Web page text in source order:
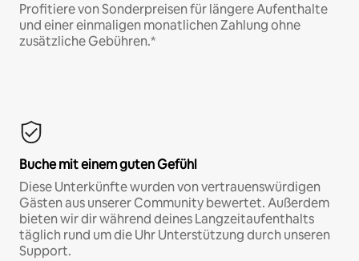
Profitiere von Sonderpreisen für längere Aufenthalte
und einer einmaligen monatlichen Zahlung ohne
zusätzliche Gebühren.*
Buche mit einem guten Gefühl
Diese Unterkünfte wurden von vertrauenswürdigen
Gästen aus unserer Community bewertet. Außerdem
bieten wir dir während deines Langzeitaufenthalts
täglich rund um die Uhr Unterstützung durch unseren
Support.